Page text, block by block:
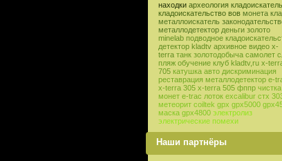
находки археология кладоискатель
кладоискательство вов монета
металлоискатель
металлодетектор деньги золото
minelab подводное
детектор kladtv архивное видео x-
terra танк золотодобыча самолет
пляж обучение клуб kladtv,ru x-
705 катушка авто дискриминация
реставрация металлодетектор e-
x-terra 305 x-terra 505 фппр чистка
монет e-trac лоток excalibur стх
метеорит coiltek gpx gpx5000
маска gpx4800 электролиз
электрические помехи
Наши партнёры